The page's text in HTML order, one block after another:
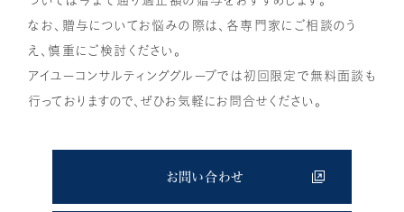
なお、贈与についてお悩みの際は、各専門家にご相談のう
え、慎重にご検討ください。
アイユーコンサルティンググループでは初回限定で無料面談も
行っておりますので、ぜひお気軽にお問合せください。
お問い合わせ